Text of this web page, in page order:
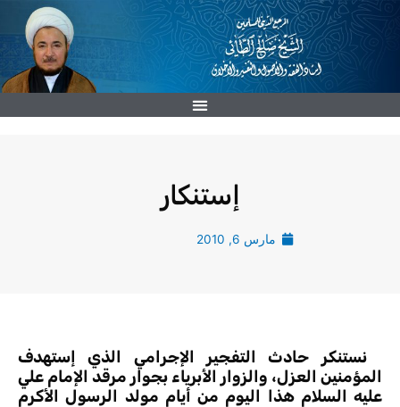
تخطي
إستنكار
مارس 6, 2010
نستنكر حادث التفجير الإجرامي الذي إستهدف
المؤمنين العزل، والزوار الأبرياء بجوار مرقد الإمام علي
عليه السلام هذا اليوم من أيام مولد الرسول الأكرم